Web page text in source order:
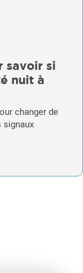
savoir si
nuit à
changer de
signaux